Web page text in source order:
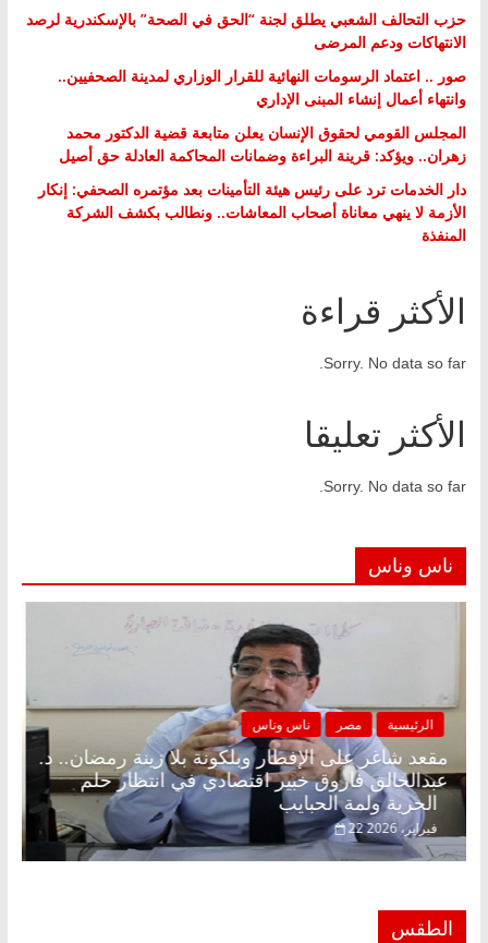
حزب التحالف الشعبي يطلق لجنة “الحق في الصحة” بالإسكندرية لرصد
الانتهاكات ودعم المرضى
صور .. اعتماد الرسومات النهائية للقرار الوزاري لمدينة الصحفيين..
وانتهاء أعمال إنشاء المبنى الإداري
المجلس القومي لحقوق الإنسان يعلن متابعة قضية الدكتور محمد
زهران.. ويؤكد: قرينة البراءة وضمانات المحاكمة العادلة حق أصيل
دار الخدمات ترد على رئيس هيئة التأمينات بعد مؤتمره الصحفي: إنكار
الأزمة لا ينهي معاناة أصحاب المعاشات.. ونطالب بكشف الشركة
المنفذة
الأكثر قراءة
Sorry. No data so far.
الأكثر تعليقا
Sorry. No data so far.
ناس وناس
الرئيسية مصر ناس وناس
مقعد شاغر على الإفطار وبلكونة بلا زينة رمضان.. د.
عبدالخالق فاروق خبير اقتصادي في انتظار حلم
22 فبراير، 2026
الطقس